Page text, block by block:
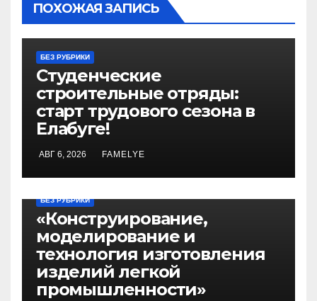
ПОХОЖАЯ ЗАПИСЬ
БЕЗ РУБРИКИ
Студенческие
строительные отряды:
старт трудового сезона в
Елабуге!
АВГ 6, 2026 FAMELYE
БЕЗ РУБРИКИ
«Конструирование,
моделирование и
технология изготовления
изделий легкой
промышленности»